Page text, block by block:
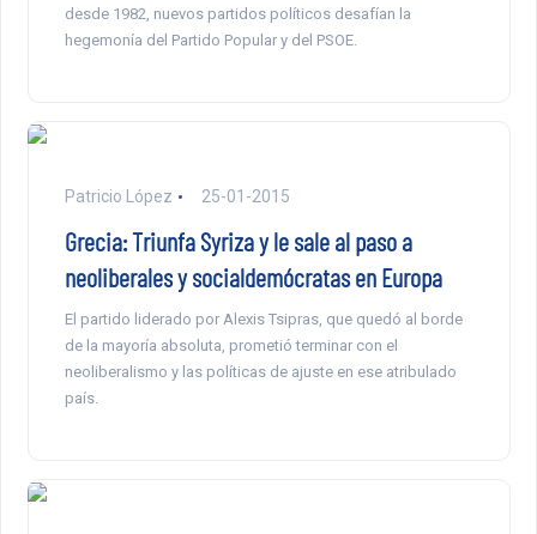
desde 1982, nuevos partidos políticos desafían la
hegemonía del Partido Popular y del PSOE.
Patricio López 25-01-2015
Grecia: Triunfa Syriza y le sale al paso a
neoliberales y socialdemócratas en Europa
El partido liderado por Alexis Tsipras, que quedó al borde
de la mayoría absoluta, prometió terminar con el
neoliberalismo y las políticas de ajuste en ese atribulado
país.